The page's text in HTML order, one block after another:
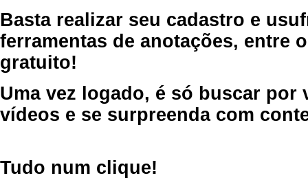
Basta realizar seu cadastro e
ferramentas de anotações, entre
gratuito!
Uma vez logado, é só buscar por
vídeos e se surpreenda com
Tudo num clique!